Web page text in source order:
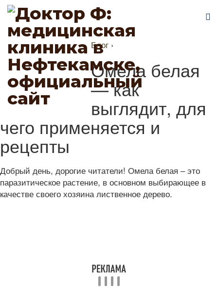
Блог ›
Омела белая
— как
выглядит, для
чего применяется и
рецепты
Добрый день, дорогие читатели! Омела белая – это
паразитическое растение, в основном выбирающее в
качестве своего хозяина лиственное дерево.